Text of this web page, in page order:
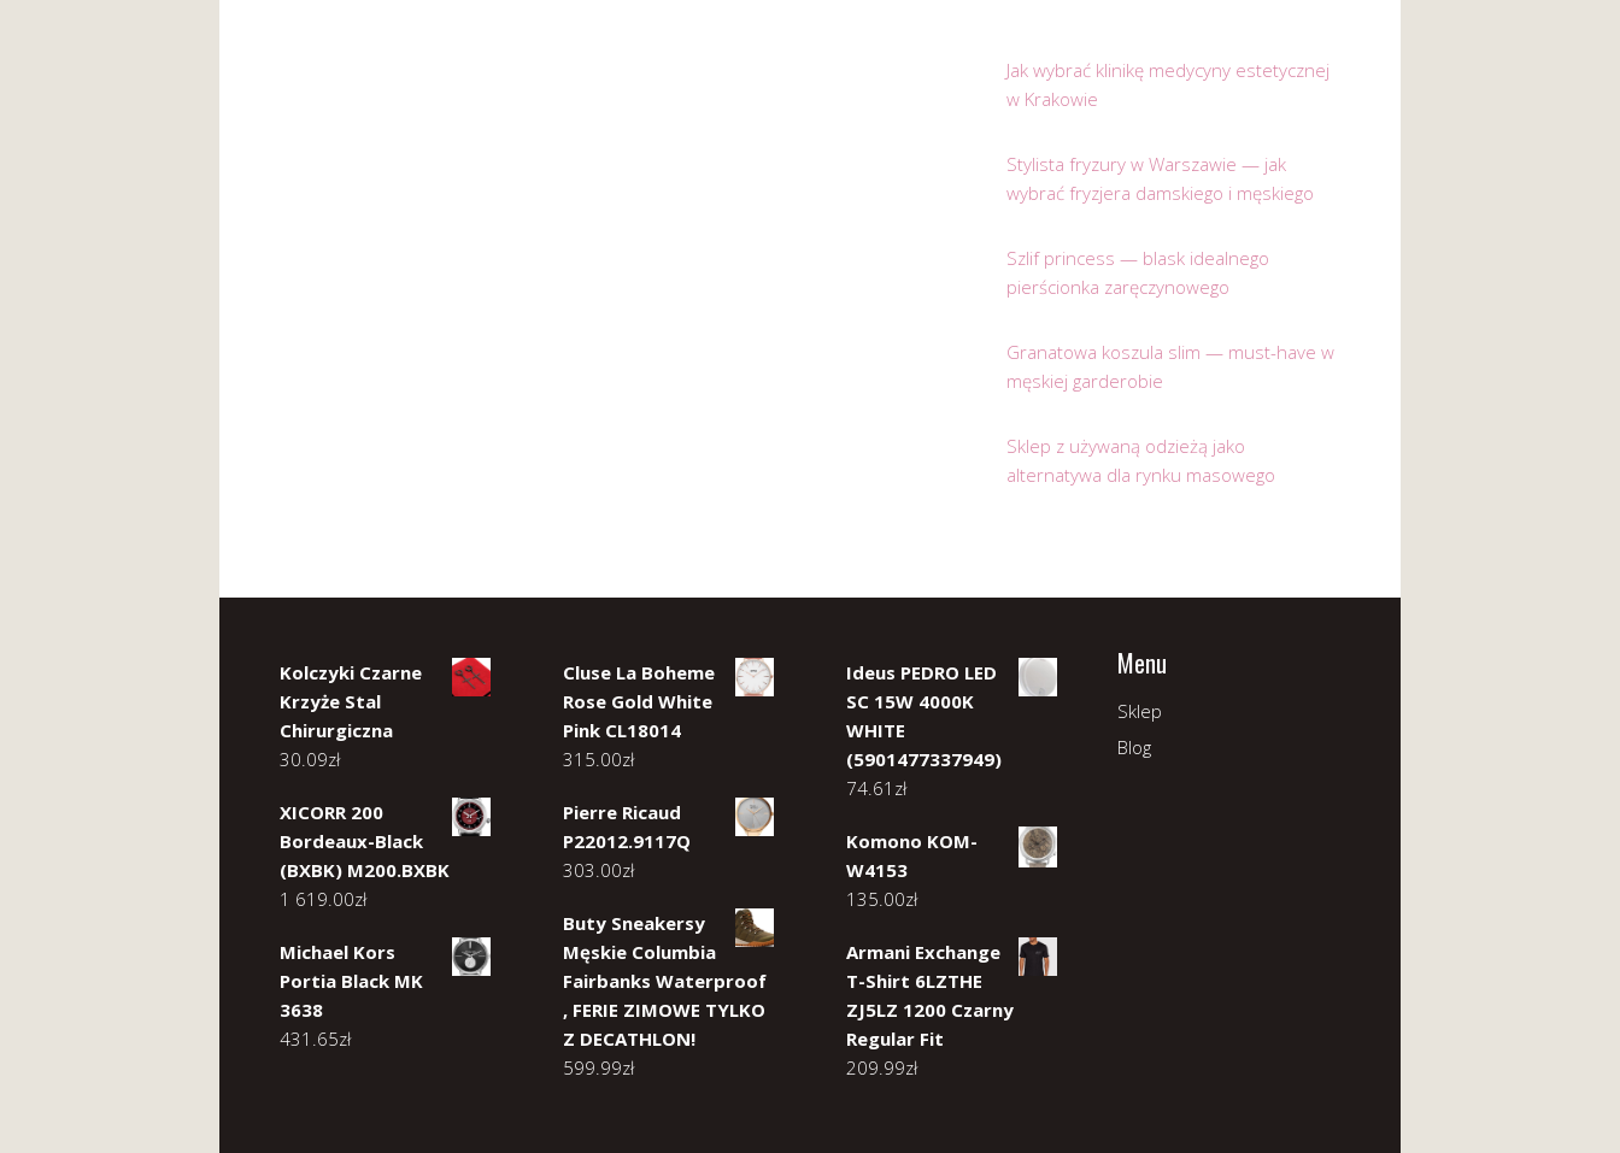
Jak wybrać klinikę medycyny estetycznej
w Krakowie
Stylista fryzury w Warszawie — jak
wybrać fryzjera damskiego i męskiego
Szlif princess — blask idealnego
pierścionka zaręczynowego
Granatowa koszula slim — must-have w
męskiej garderobie
Sklep z używaną odzieżą jako
alternatywa dla rynku masowego
Kolczyki Czarne
Krzyże Stal
Chirurgiczna
30.09zł
XICORR 200
Bordeaux-Black
(BXBK) M200.BXBK
1 619.00zł
Michael Kors
Portia Black MK
3638
431.65zł
Cluse La Boheme
Rose Gold White
Pink CL18014
315.00zł
Pierre Ricaud
P22012.9117Q
303.00zł
Buty Sneakersy
Męskie Columbia
Fairbanks Waterproof
, FERIE ZIMOWE TYLKO
Z DECATHLON!
599.99zł
Ideus PEDRO LED
SC 15W 4000K
WHITE
(5901477337949)
74.61 zł
Komono KOM-
W4153
135.00zł
Armani Exchange
T-Shirt 6LZTHE
ZJ5LZ 1200 Czarny
Regular Fit
209.99zł
Menu
Sklep
Blog